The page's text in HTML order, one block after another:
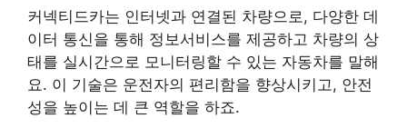
커넥티드카는 인터넷과 연결된 차량으로, 다양한 데
이터 통신을 통해 정보서비스를 제공하고 차량의 상
태를 실시간으로 모니터링할 수 있는 자동차를 말해
요. 이 기술은 운전자의 편리함을 향상시키고, 안전
성을 높이는 데 큰 역할을 하죠.